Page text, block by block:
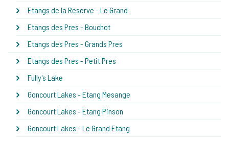
Etangs de la Reserve - Le Grand
Etangs des Pres - Bouchot
Etangs des Pres - Grands Pres
Etangs des Pres - Petit Pres
Fully's Lake
Goncourt Lakes - Etang Mesange
Goncourt Lakes - Etang Pinson
Goncourt Lakes - Le Grand Etang